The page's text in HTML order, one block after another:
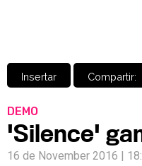
Insertar Compartir:
DEMO
'Silence'
16 de November 2016 |